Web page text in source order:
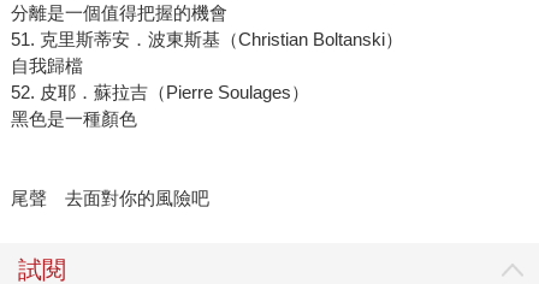
分離是一個值得把握的機會
51. 克里斯蒂安．波東斯基（Christian Boltanski）
自我歸檔
52. 皮耶．蘇拉吉（Pierre Soulages）
黑色是一種顏色
尾聲 去面對你的風險吧
試閱